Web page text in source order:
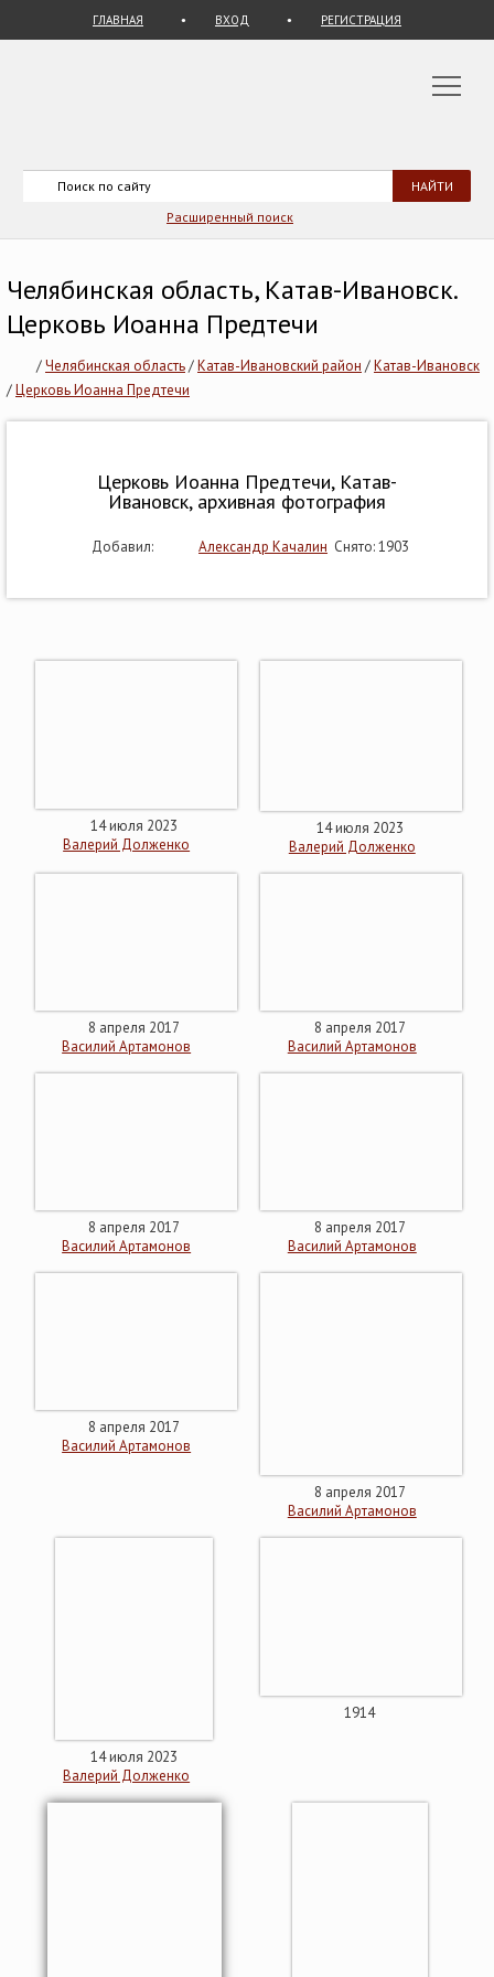
ГЛАВНАЯ ВХОД РЕГИСТРАЦИЯ
Расширенный поиск
Челябинская область, Катав-Ивановск.
Церковь Иоанна Предтечи
/Челябинская область/Катав-Ивановский район /Катав-Ивановск
/Церковь Иоанна Предтечи
Церковь Иоанна Предтечи, Катав-
Ивановск, архивная фотография
Добавил: Александр Качалин Снято: 1903
14 июля 2023
Валерий Долженко
14 июля 2023
Валерий Долженко
8 апреля 2017
Василий Артамонов
8 апреля 2017
Василий Артамонов
8 апреля 2017
Василий Артамонов
8 апреля 2017
Василий Артамонов
8 апреля 2017
Василий Артамонов
8 апреля 2017
Василий Артамонов
14 июля 2023
Валерий Долженко
1914